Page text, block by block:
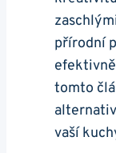
přírodní
tomto
vaší